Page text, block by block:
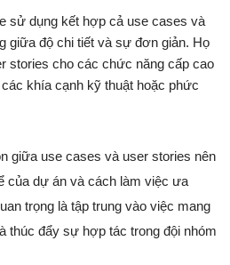
sử dụng kết hợp cả use cases và
giữa độ chi tiết và sự đơn giản. Họ
stories cho các chức năng cấp cao
khía cạnh kỹ thuật hoặc phức
giữa use cases và user stories nên
của dự án và cách làm việc ưa
trọng là tập trung vào việc mang
thúc đẩy sự hợp tác trong đội nhóm